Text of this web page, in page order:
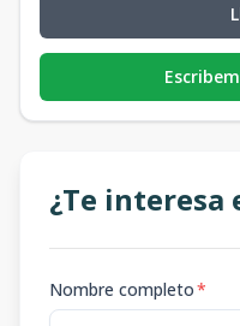
¿Te interesa
Nombre completo*